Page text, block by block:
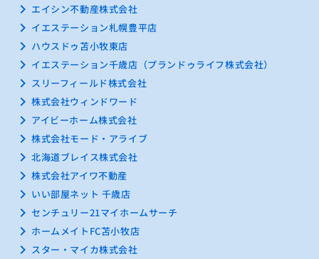
keyboard_arrow_right エイシン不動産株式会社
keyboard_arrow_right イエステーション札幌豊平店
keyboard_arrow_right ハウスドゥ苫小牧東店
keyboard_arrow_right イエステーション千歳店（プランドゥライフ株式会社）
keyboard_arrow_right スリーフィールド株式会社
keyboard_arrow_right 株式会社ウィンドワード
keyboard_arrow_right アイビーホーム株式会社
keyboard_arrow_right 株式会社モード・アライブ
keyboard_arrow_right 北海道ブレイス株式会社
keyboard_arrow_right 株式会社アイワ不動産
keyboard_arrow_right いい部屋ネット 千歳店
keyboard_arrow_right センチュリー21マイホームサーチ
keyboard_arrow_right ホームメイトFC苫小牧店
keyboard_arrow_right スター・マイカ株式会社